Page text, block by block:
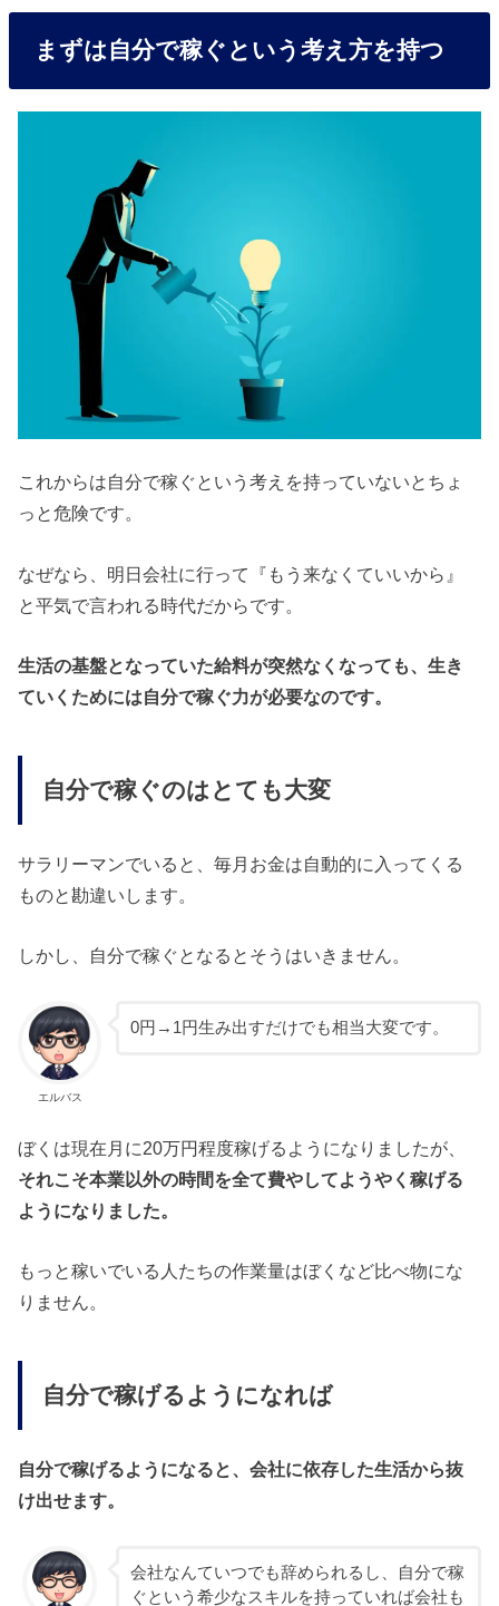
まずは自分で稼ぐという考え方を持つ
これからは自分で稼ぐという考えを持っていないとちょ
っと危険です。
なぜなら、明日会社に行って『もう来なくていいから』
と平気で言われる時代だからです。
生活の基盤となっていた給料が突然なくなっても、生き
ていくためには自分で稼ぐ力が必要なのです。
自分で稼ぐのはとても大変
サラリーマンでいると、毎月お金は自動的に入ってくる
ものと勘違いします。
しかし、自分で稼ぐとなるとそうはいきません。
エルバス
0円→1円生み出すだけでも相当大変です。
ぼくは現在月に20万円程度稼げるようになりましたが、
それこそ本業以外の時間を全て費やしてようやく稼げる
ようになりました。
もっと稼いでいる人たちの作業量はぼくなど比べ物にな
りません。
自分で稼げるようになれば
自分で稼げるようになると、会社に依存した生活から抜
け出せます。
会社なんていつでも辞められるし、自分で稼
ぐという希少なスキルを持っていれば会社も